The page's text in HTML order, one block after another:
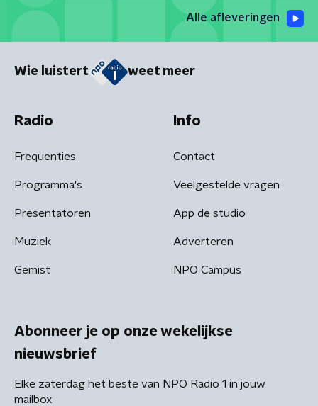
Alle afleveringen
Wie luistert weet meer
Radio
Frequenties
Programma's
Presentatoren
Muziek
Gemist
Info
Contact
Veelgestelde vragen
App de studio
Adverteren
NPO Campus
Abonneer je op onze wekelijkse
nieuwsbrief
Elke zaterdag het beste van NPO Radio 1 in jouw
mailbox